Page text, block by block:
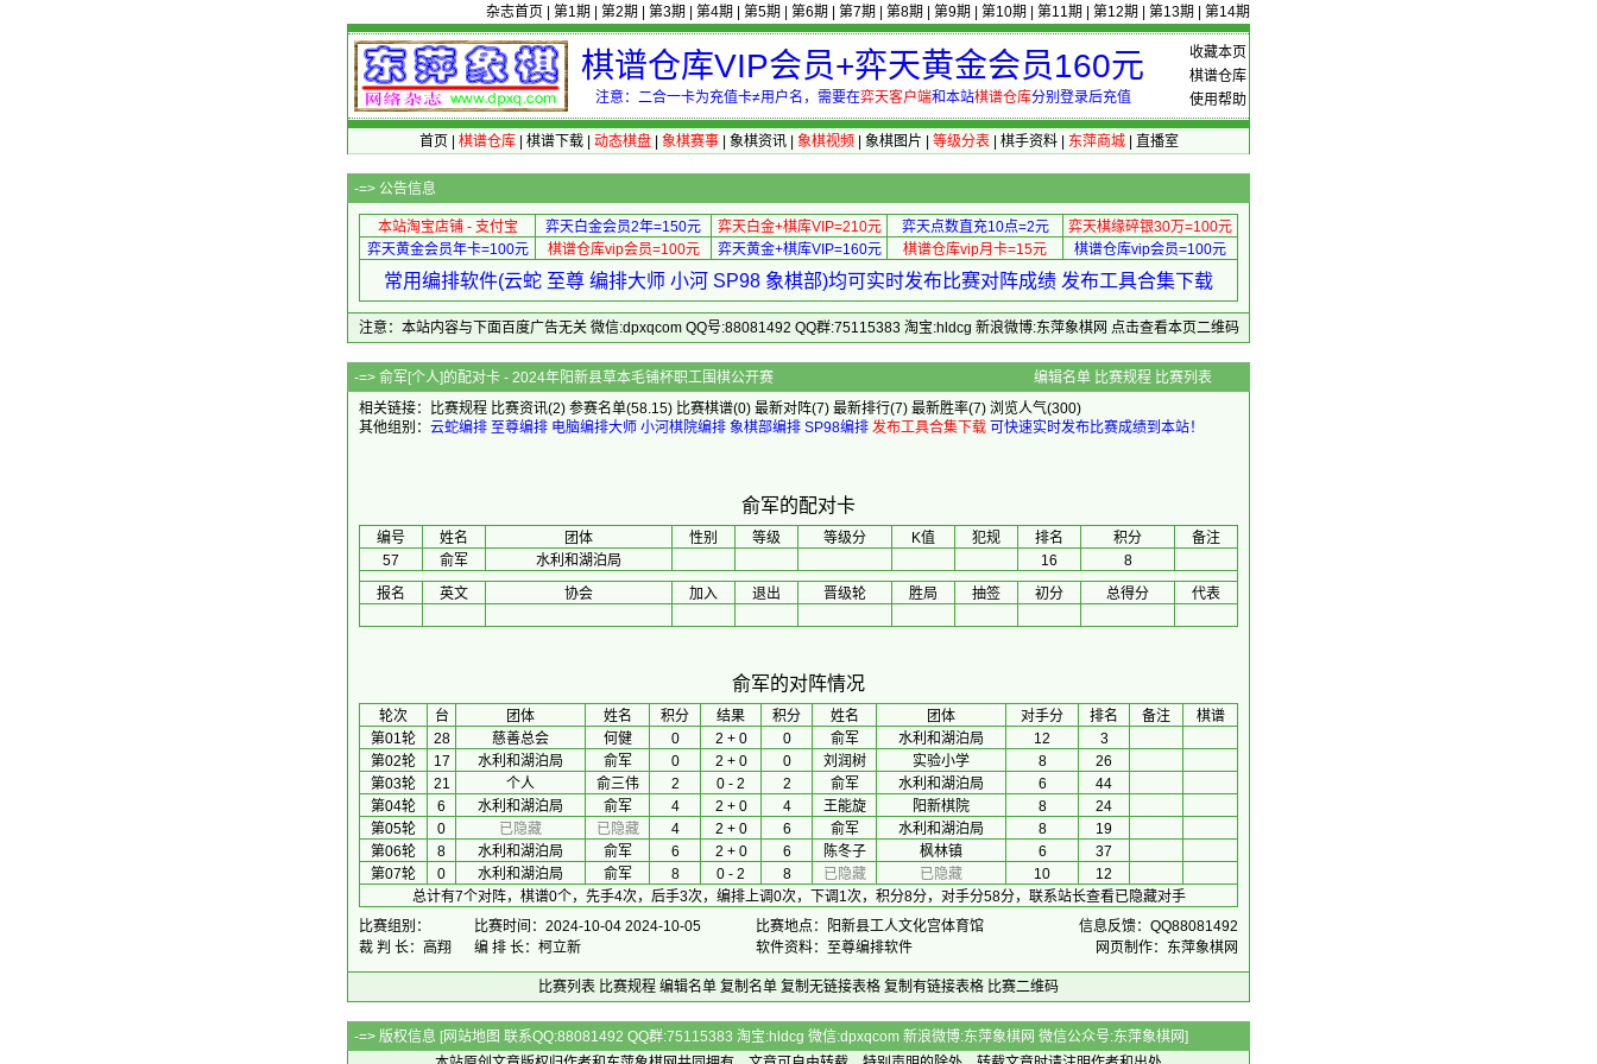
杂志首页 第1期 第2期 第3期 第4期 第5期 第6期 第7期 第8期 第9期 第10期 第11期 第12期 第13期 第14期
收藏本页
棋谱仓库
使用帮助
棋谱仓库VIP会员+弈天黄金会员160元
注意：二合一卡为充值卡≠用户名，需要在弈天客户端和本站棋谱仓库分别登录后充值
首页 棋谱仓库| 棋谱下载| 动态棋盘| 象棋赛事| 象棋资讯| 象棋视频 象棋图片 等级分表| 棋手资料| 东萍商城| 直播室
-=> 公告信息
本站淘宝店铺 - 支付宝 弈天白金会员2年=150元 弈天白金+棋库VIP=210元 弈天点数直充10点=2元
弈天棋缘碎银30万=100元
弈天黄金会员年卡=100元
棋谱仓库vip会员=100元 弈天黄金+棋库VIP=160元 棋谱仓库vip月卡=15元 棋谱仓库vip会员=100元
常用编排软件(云蛇 至尊 编排大师 小河 SP98 象棋部)均可实时发布比赛对阵成绩 发布工具合集下载
注意：本站内容与下面百度广告无关 微信:dpxqcom QQ号:88081492 QQ群:75115383 淘宝:hldcg 新浪微博:东萍象棋网 点击查看本页二维码
-=> 俞军[个人]的配对卡 - 2024年阳新县草本毛铺杯职工围棋公开赛 编辑名单 比赛规程 比赛列表
相关链接：
比赛规程 比赛资讯(2) 参赛名单(58.15) 比赛棋谱(0) 最新对阵(7) 最新排行(7) 最新胜率(7) 浏览人气(300)
其他组别： 云蛇编排 至尊编排 电脑编排大师 小河棋院编排 象棋部编排 SP98编排 发布工具合集下载 可快速实时发布比赛成绩到本站！
俞军的配对卡
编号 姓名 团体 性别 等级 等级分 K值 犯规 排名 积分
备注
57
俞军 水利和湖泊局 16
8
报名
英文 协会 加入 退出 晋级轮 胜局 抽签 初分 总得分 代表
俞军的对阵情况
轮次 台 团体 姓名 积分 结果 积分 姓名 团体 对手分 排名 备注
棋谱
第01轮
28 慈善总会 何健 0 2 + 0 0 俞军 水利和湖泊局 12
3
第02轮
17 水利和湖泊局 俞军 0 2 + 0 0 刘润树 实验小学 8
26
第03轮
21 个人 俞三伟 2 0 - 2 2 俞军 水利和湖泊局 6
44
第04轮
6 水利和湖泊局 俞军 4 2 + 0 4 王能旋 阳新棋院 8
24
第05轮
0 已隐藏 已隐藏 4 2 + 0 6 俞军 水利和湖泊局 8
19
第06轮
8 水利和湖泊局 俞军 6 2 + 0 6 陈冬子 枫林镇 6
37
第07轮
0 水利和湖泊局 俞军 8 0 - 2 8 已隐藏 已隐藏 10
12
总计有7个对阵，棋谱0个，先手4次，后手3次，编排上调0次，下调1次，积分8分，对手分58分，联系站长查看已隐藏对手
比赛组别：
比赛时间：2024-10-04 2024-10-05 比赛地点：阳新县工人文化宫体育馆
信息反馈：QQ88081492
裁 判 长：高翔
编 排 长：柯立新 软件资料：至尊编排软件 网页制作：东萍象棋网
比赛列表 比赛规程 编辑名单 复制名单 复制无链接表格 复制有链接表格 比赛二维码
-=> 版权信息 [网站地图 联系QQ:88081492 QQ群:75115383 淘宝:hldcg 微信:dpxqcom 新浪微博:东萍象棋网 微信公众号:东萍象棋网]